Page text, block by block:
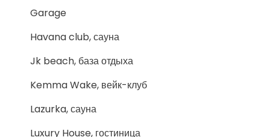
Garage
Havana club, сауна
Jk beach, база отдыха
Kemma Wake, вейк-клуб
Lazurka, сауна
Luxury House, гостиница